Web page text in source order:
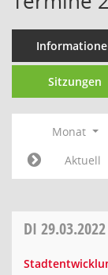
Sitzungen
Monat
Aktuell
DI 29.03.2022